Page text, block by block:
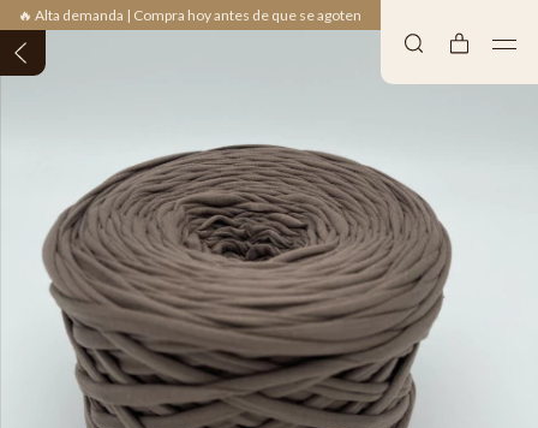
🔥 Alta demanda | Compra hoy antes de que se agoten